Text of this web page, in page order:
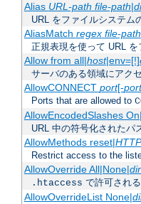
Alias URL-path file-path|
URL をファイルシステム
AliasMatch regex file-path
正規表現を使って URL
Allow from all|host|env=[!]
サーバのある領域にアク
AllowCONNECT port[-port
Ports that are allowed to
AllowEncodedSlashes
URL 中の符号化されたパ
AllowMethods reset|
Restrict access to the
AllowOverride All|None|
.htaccess で許可され
AllowOverrideList None|